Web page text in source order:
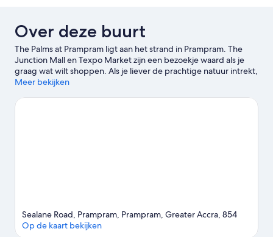
Over deze buurt
The Palms at Prampram ligt aan het strand in Prampram. The
Junction Mall en Texpo Market zijn een bezoekje waard als je
graag wat wilt shoppen. Als je liever de prachtige natuur intrekt,
kun je Wonderland Park en Strand van Labadi verkennen.
Meer bekijken
Sealane Road, Prampram, Prampram, Greater Accra, 854
Op de kaart bekijken